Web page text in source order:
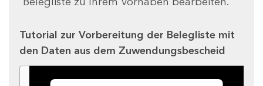
Tutorial zur Vorbereitung der Belegliste mit
den Daten aus dem Zuwendungsbescheid